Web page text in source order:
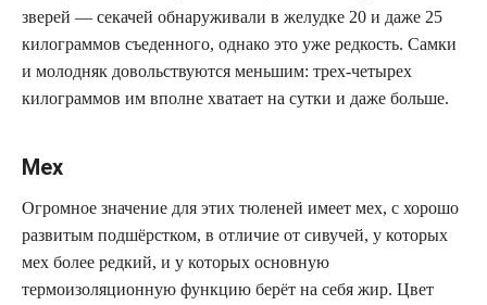
зверей — секачей обнаруживали в желудке 20 и даже 25
килограммов съеденного, однако это уже редкость. Самки
и молодняк довольствуются меньшим: трех-четырех
килограммов им вполне хватает на сутки и даже больше.
Мех
Огромное значение для этих тюленей имеет мех, с хорошо
развитым подшёрстком, в отличие от сивучей, у которых
мех более редкий, и у которых основную
термоизоляционную функцию берёт на себя жир. Цвет